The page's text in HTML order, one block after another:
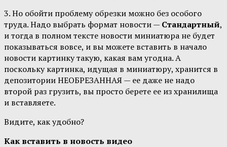
3. Но обойти проблему обрезки можно без особого
труда. Надо выбрать формат новости — Стандартный,
и тогда в полном тексте новости миниатюра не будет
показываться вовсе, и вы можете вставить в начало
новости картинку такую, какая вам угодна. А
поскольку картинка, идущая в миниатюру, хранится в
депозитории НЕОБРЕЗАННАЯ — ее даже не надо
второй раз грузить, вы просто берете ее из хранилища
и вставляете.
Видите, как удобно?
Как вставить в новость видео